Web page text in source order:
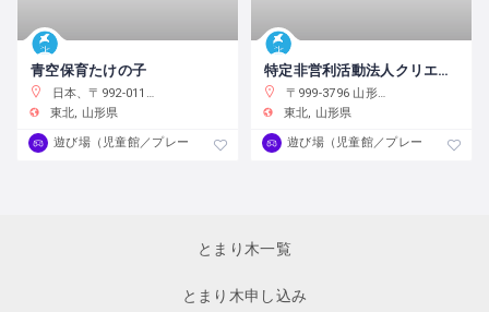
青空保育たけの子
日本、〒992-0118 山形県米沢市上新田１１６６
東北
山形県
遊び場（児童館／プレーパーク）
特定非営利活動法人クリエイトひがしね
〒999-3796 山形県東根市中央一丁目５番１号 東根市さくらんぼタントクルセンター内
東北
山形県
遊び場（児童館／プレーパーク）
とまり木一覧
とまり木申し込み